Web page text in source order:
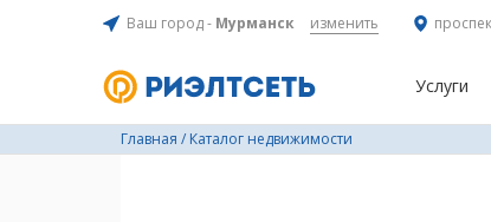
Ваш город - Мурманск изменить
Услуги
Главная / Каталог недвижимости